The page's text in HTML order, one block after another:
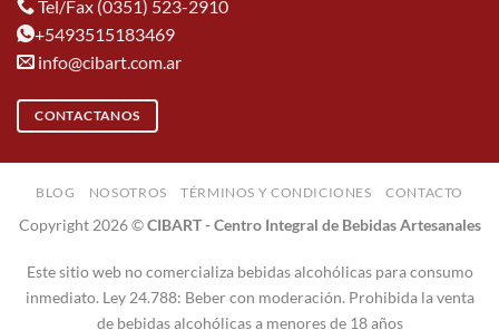
Tel/Fax (0351) 523-2910
+5493515183469
info@cibart.com.ar
CONTACTANOS
BLOG NOSOTROS TÉRMINOS Y CONDICIONES CONTACTO
Copyright 2026 ©CIBART - Centro Integral de Bebidas Artesanales
Este sitio web no comercializa bebidas alcohólicas para consumo
inmediato. Ley 24.788: Beber con moderación. Prohibida la venta
de bebidas alcohólicas a menores de 18 años